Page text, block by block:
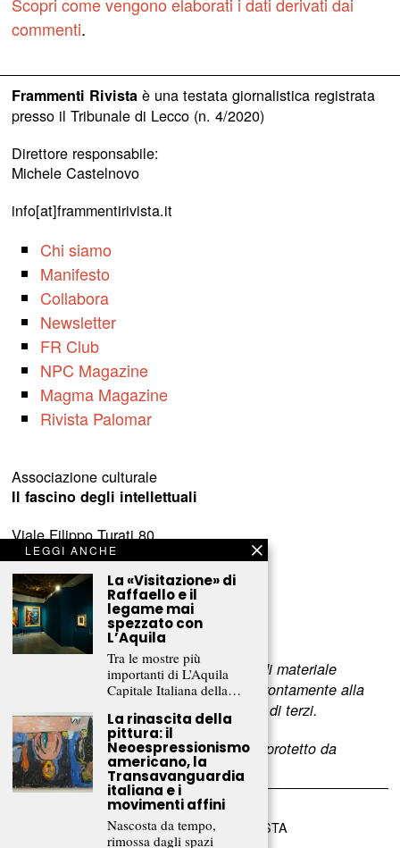
commenti.
Frammenti Rivistaè una testata giornalistica registrata
presso il Tribunale di Lecco (n. 4/2020)
Direttore responsabile:
Michele Castelnovo
info[at]frammentirivista.it
Chi siamo
Manifesto
Collabora
Newsletter
FR Club
NPC Magazine
Magma Magazine
Rivista Palomar
Associazione culturale
Il fascino degli intellettuali
Viale Filippo Turati 80
c/o Castelnovo
23900 Lecco (LC)
www.fascinointellettuali.it
info[at]fascinointellettuali.it
Per segnalare eventuali errori nell’uso di materiale
scriveteci e provvederemo prontamente alla
rimozione del materiale lesivo dei diritti di terzi.
L’intero contenuto di questo sito web è protetto da
copyright.
©2026FRAMMENTI RIVISTA
LEGGI ANCHE
La «Visitazione» di
Raffaello e il
legame mai
spezzato con
L’Aquila
Tra le mostre più
importanti di L’Aquila
Capitale Italiana della…
La rinascita della
pittura: il
Neoespressionismo
americano, la
Transavanguardia
italiana e i
movimenti affini
Nascosta da tempo,
rimossa dagli spazi